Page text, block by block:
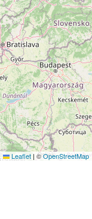
Leaflet | ©OpenStreetMap